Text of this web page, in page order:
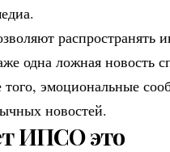
распространять
одна ложная новость
эмоциональные
новостей.
ИПСО это